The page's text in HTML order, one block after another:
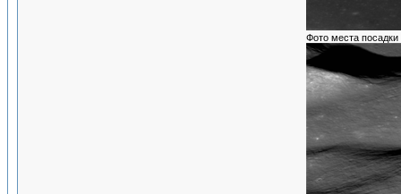
Фото места